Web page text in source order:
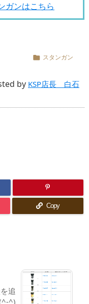
ガンはこちら
 スタンガン
by KSP店長 白石
Copy
追
^)